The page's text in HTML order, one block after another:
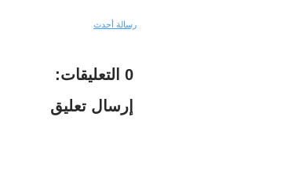
رسالة أحدث
0 التعليقات:
إرسال تعليق